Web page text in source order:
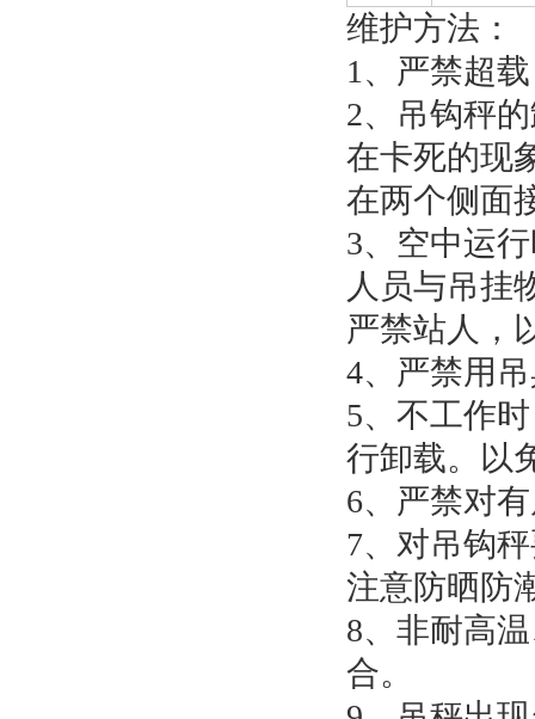
维护方法：
1、严禁超
2、吊钩秤
在卡死的现
在两个侧面
3、空中运
人员与吊挂
严禁站人，
4、严禁用
5、不工作
行卸载。以
6、严禁对
7、对吊钩
注意防晒防
8、非耐高
合。